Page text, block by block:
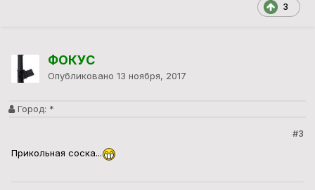
3
ФОКУС
Опубликовано 13 ноября, 2017
Город: *
#3
Прикольная соска...